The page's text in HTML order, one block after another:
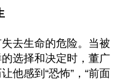
去生命的危险。当被
选择和决定时，董广
他感到“恐怖”，“前面